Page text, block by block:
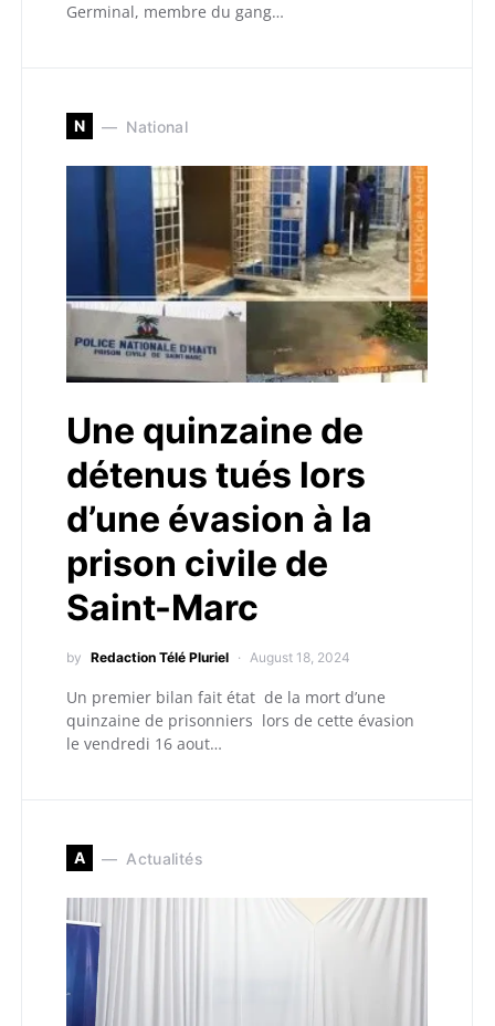
Germinal, membre du gang…
N National
Une quinzaine de
détenus tués lors
d’une évasion à la
prison civile de
Saint-Marc
by Redaction Télé Pluriel August 18, 2024
Un premier bilan fait état de la mort d’une
quinzaine de prisonniers lors de cette évasion
le vendredi 16 aout…
A Actualités